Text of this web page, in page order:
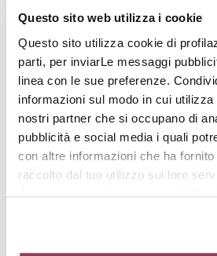
Questo sito web utilizza i cookie
Questo sito utilizza cookie di
parti, per inviarLe messaggi
linea con le sue preferenze.
informazioni sul modo in cui
nostri partner che si occupano di
pubblicità e social media i quali
con altre informazioni che ha
raccolto dal tuo utilizzo sui loro
di più o negare il consenso a tutti o
cliccando sul tasto “Accetta tutti i
cookie di profilazione può negare il
il suo peso. Idrata gli strati superficiali
rimpolpare i
Complesso
cicatrizzante, permette una migliore
collagene. Inoltre, stimola la